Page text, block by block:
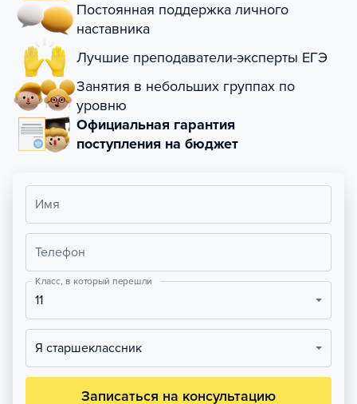
Постоянная поддержка личного
наставника
Лучшие преподаватели-эксперты ЕГЭ
Занятия в небольших группах по
уровню
Официальная гарантия
поступления на бюджет
Имя
Телефон
Класс, в который перешли
11
Я старшеклассник
Записаться на консультацию